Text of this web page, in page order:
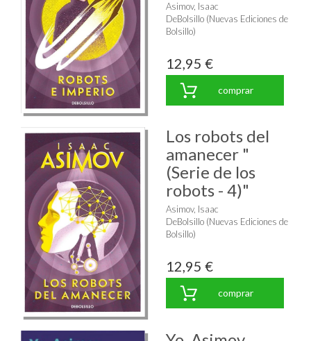
Asimov, Isaac
DeBolsillo (Nuevas Ediciones de
Bolsillo)
12,95 €
comprar
Los robots del
amanecer "
(Serie de los
robots - 4)"
Asimov, Isaac
DeBolsillo (Nuevas Ediciones de
Bolsillo)
12,95 €
comprar